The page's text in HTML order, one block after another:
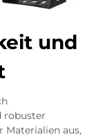
und
robuster
aus,